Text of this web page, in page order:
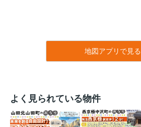
地図アプリで見る
よく見られている物件